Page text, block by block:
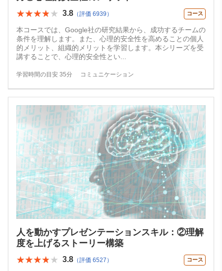
★★★★★
★★★★★ 3.8 （評価 6939） コース
本コースでは、Google社の研究結果から、成功するチームの
条件を理解します。また、心理的安全性を高めることの個人
的メリット、組織的メリットを学習します。本シリーズを受
講することで、心理的安全性とい
学習時間の目安 35分 コミュニケーション
人を動かすプレゼンテーションスキル：②理解
度を上げるストーリー構築
★★★★★
★★★★★ 3.8 （評価 6527） コース